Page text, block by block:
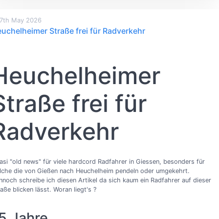
May 2026
Straße frei für Radverkehr
frei für
"old news" für viele hardcord Radfahrer in Giessen, besonders für
die von Gießen nach Heuchelheim pendeln oder umgekehrt.
schreibe ich diesen Artikel da sich kaum ein Radfahrer auf dieser
blicken lässt. Woran liegt's ?